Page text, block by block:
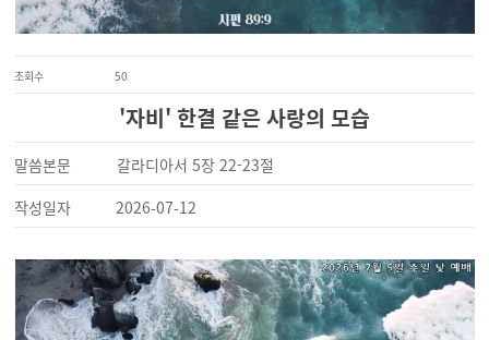
조회수 50
'자비' 한결 같은 사랑의 모습
말씀본문
갈라디아서 5장 22-23절
작성일자
2026-07-12